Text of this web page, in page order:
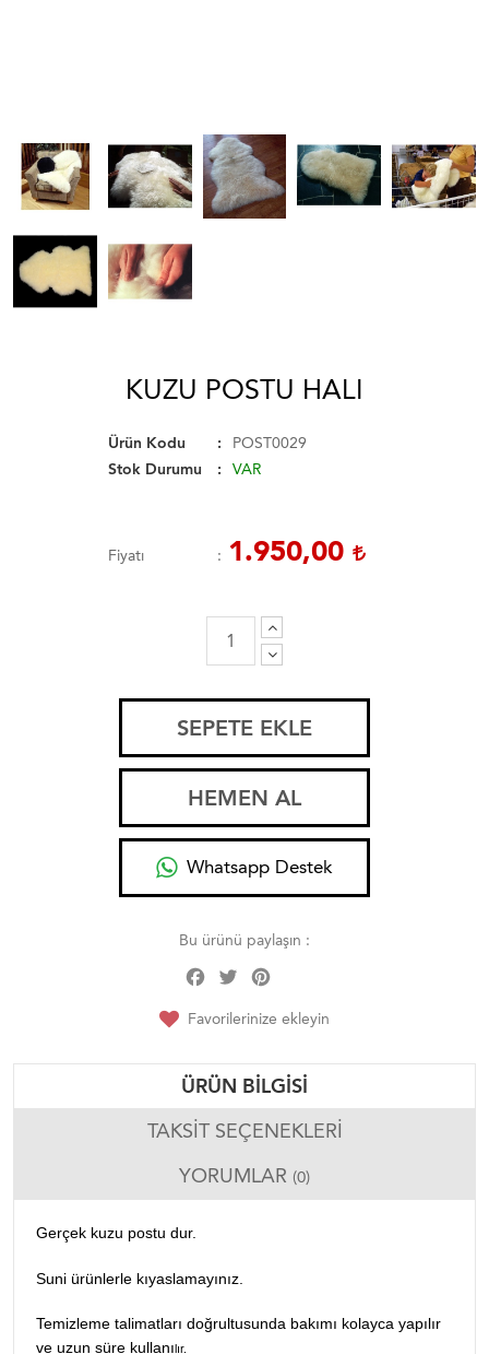
KUZU POSTU HALI
Ürün Kodu
POST0029
Stok Durumu
VAR
Fiyatı 1.950,00
SEPETE EKLE
HEMEN AL
Whatsapp Destek
Bu ürünü paylaşın :
Facebook
Twitter
Favorilerinize ekleyin
ÜRÜN BILGISI
TAKSIT SEÇENEKLERI
YORUMLAR (0)
Gerçek kuzu postu dur.
Suni ürünlerle kıyaslamayınız.
Temizleme talimatları doğrultusunda bakımı kolayca yapılır
ve uzun süre kullanılır.